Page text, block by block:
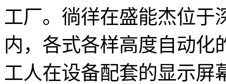
工厂。徜徉在盛能杰位于
内，各式各样高度自动化
工人在设备配套的显示屏